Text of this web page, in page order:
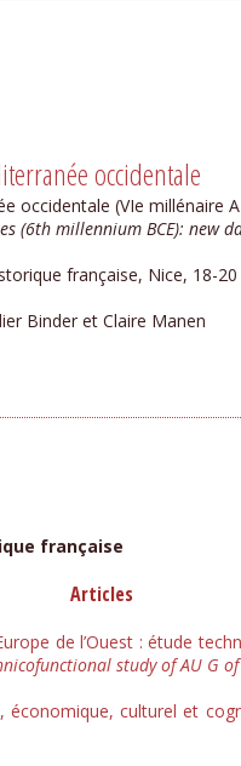
occidentale
occidentale (VIe millénaire
(6th millennium BCE): new
française, Nice, 18-
Binder et Claire Manen
française
Articles
de l’Ouest : étude
study of AU G of
économique, culturel et